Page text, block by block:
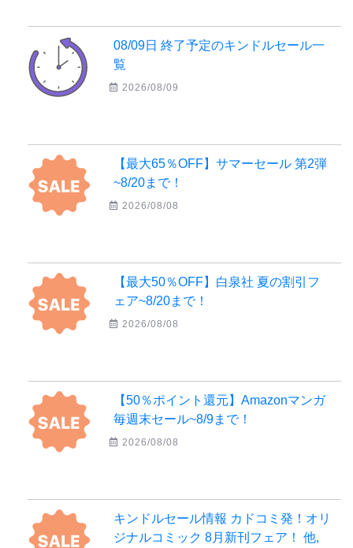
08/09日 終了予定のキンドルセール一
覧
2026/08/09
【最大65％OFF】サマーセール 第2弾
~8/20まで！
2026/08/08
【最大50％OFF】白泉社 夏の割引フ
ェア~8/20まで！
2026/08/08
【50％ポイント還元】Amazonマンガ
毎週末セール~8/9まで！
2026/08/08
キンドルセール情報 カドコミ発！オリ
ジナルコミック 8月新刊フェア！ 他,